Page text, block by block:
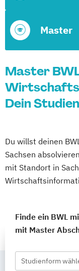
Master
Master
Dein
Du willst deinen
Sachsen
mit Standort in
Finde ein BWL
mit Master
Studienform